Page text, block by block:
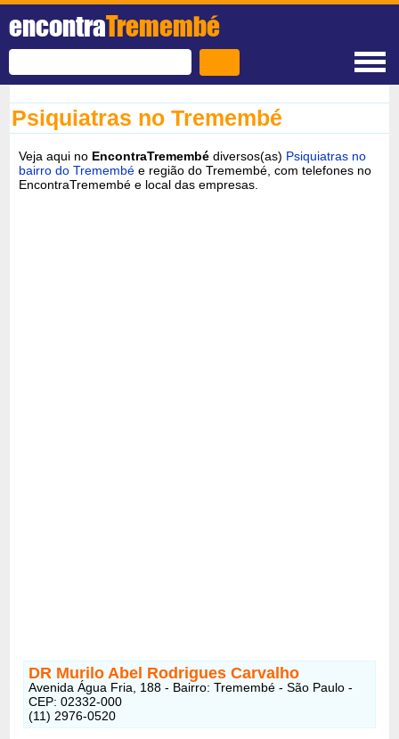
encontraTremembé
Psiquiatras no Tremembé
Veja aqui no EncontraTremembé diversos(as) Psiquiatras no
bairro do Tremembé e região do Tremembé, com telefones no
EncontraTremembé e local das empresas.
DR Murilo Abel Rodrigues Carvalho
Avenida Água Fria, 188 - Bairro: Tremembé - São Paulo -
CEP: 02332-000
(11) 2976-0520